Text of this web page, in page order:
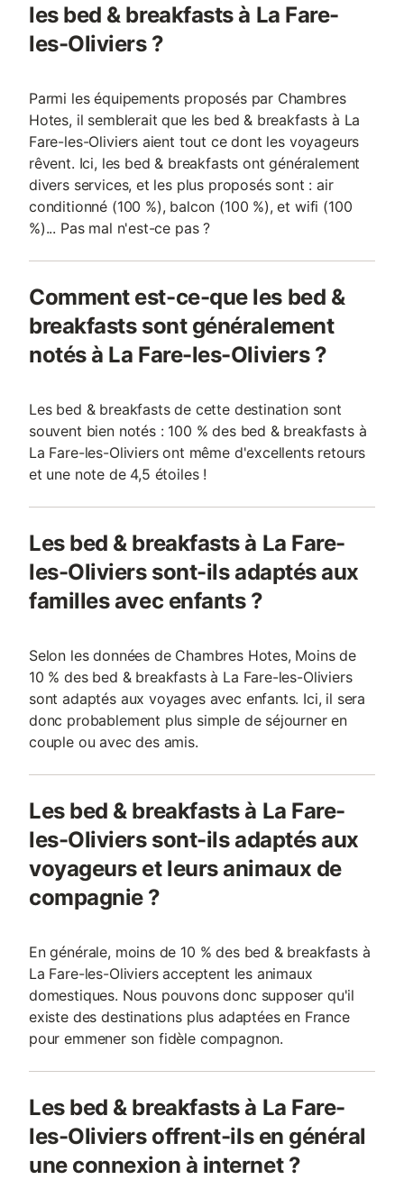
les bed & breakfasts à La Fare-
les-Oliviers ?
Parmi les équipements proposés par Chambres
Hotes, il semblerait que les bed & breakfasts à La
Fare-les-Oliviers aient tout ce dont les voyageurs
rêvent. Ici, les bed & breakfasts ont généralement
divers services, et les plus proposés sont : air
conditionné (100 %), balcon (100 %), et wifi (100
%)... Pas mal n'est-ce pas ?
Comment est-ce-que les bed &
breakfasts sont généralement
notés à La Fare-les-Oliviers ?
Les bed & breakfasts de cette destination sont
souvent bien notés : 100 % des bed & breakfasts à
La Fare-les-Oliviers ont même d'excellents retours
et une note de 4,5 étoiles !
Les bed & breakfasts à La Fare-
les-Oliviers sont-ils adaptés aux
familles avec enfants ?
Selon les données de Chambres Hotes, Moins de
10 % des bed & breakfasts à La Fare-les-Oliviers
sont adaptés aux voyages avec enfants. Ici, il sera
donc probablement plus simple de séjourner en
couple ou avec des amis.
Les bed & breakfasts à La Fare-
les-Oliviers sont-ils adaptés aux
voyageurs et leurs animaux de
compagnie ?
En générale, moins de 10 % des bed & breakfasts à
La Fare-les-Oliviers acceptent les animaux
domestiques. Nous pouvons donc supposer qu'il
existe des destinations plus adaptées en France
pour emmener son fidèle compagnon.
Les bed & breakfasts à La Fare-
les-Oliviers offrent-ils en général
une connexion à internet ?